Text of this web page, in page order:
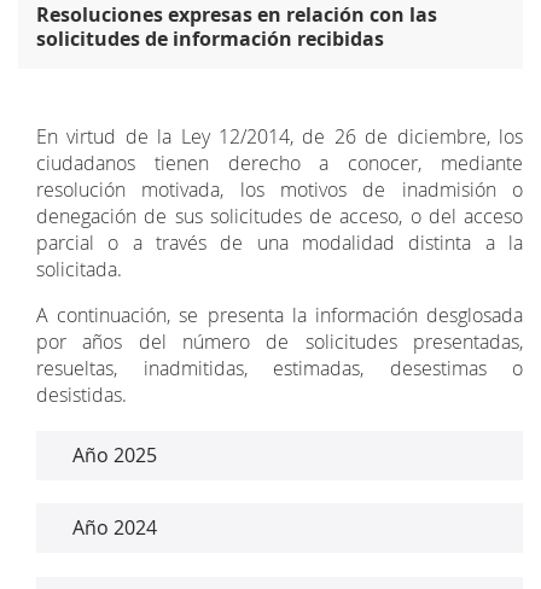
Resoluciones expresas en relación con las
solicitudes de información recibidas
En virtud de la Ley 12/2014, de 26 de diciembre, los
ciudadanos tienen derecho a conocer, mediante
resolución motivada, los motivos de inadmisión o
denegación de sus solicitudes de acceso, o del acceso
parcial o a través de una modalidad distinta a la
solicitada.
A continuación, se presenta la información desglosada
por años del número de solicitudes presentadas,
resueltas, inadmitidas, estimadas, desestimas o
desistidas.
Año 2025
Año 2024